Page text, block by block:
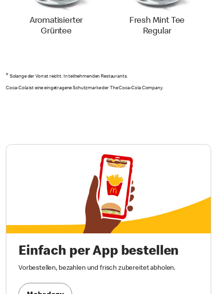
Aromatisierter
Grüntee
Fresh Mint Tee
Regular
* Solange der Vorrat reicht. In teilnehmenden Restaurants.
Coca-Cola ist eine eingetragene Schutzmarke der The Coca-Cola Company.
Einfach per App bestellen
Vorbestellen, bezahlen und frisch zubereitet abholen.